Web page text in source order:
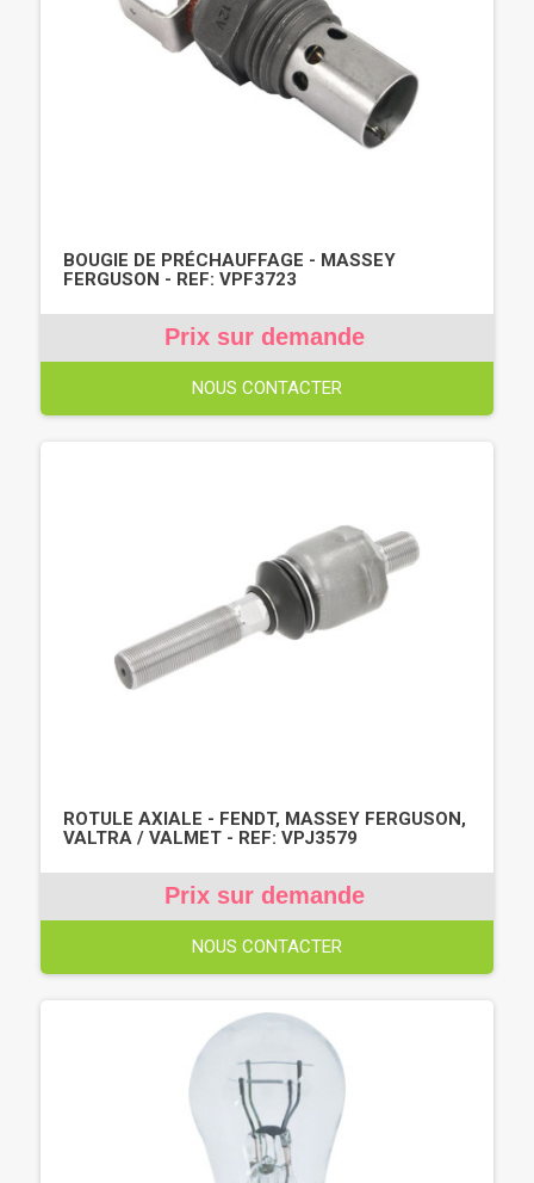
BOUGIE DE PRÉCHAUFFAGE - MASSEY
FERGUSON - REF: VPF3723
Prix sur demande
NOUS CONTACTER
ROTULE AXIALE - FENDT, MASSEY FERGUSON,
VALTRA / VALMET - REF: VPJ3579
Prix sur demande
NOUS CONTACTER